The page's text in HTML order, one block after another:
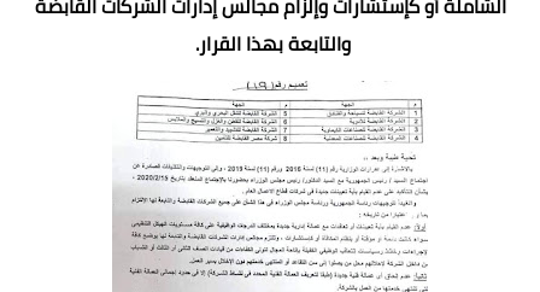
والتابعة بهذا القرار.